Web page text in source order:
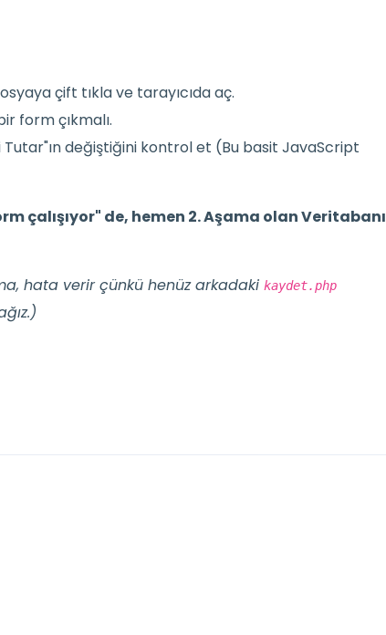
çift tıkla ve tarayıcıda aç.
form çıkmalı.
değiştiğini kontrol et (Bu basit JavaScript
çalışıyor" de, hemen 2. Aşama olan Veritabanı
hata verir çünkü henüz arkadaki kaydet.php